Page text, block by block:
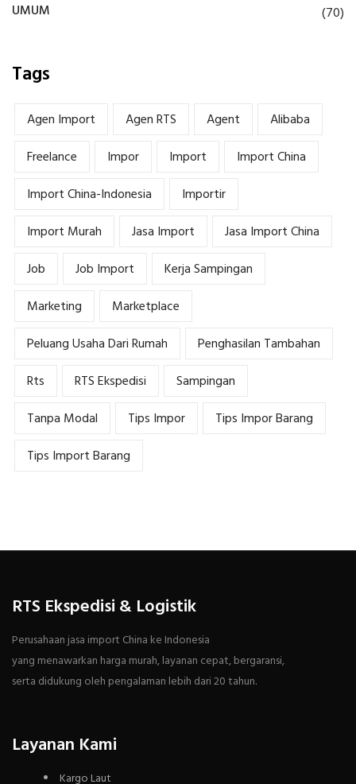
UMUM
(70)
Tags
Agen Import Agen RTS Agent
Alibaba
Freelance
Impor Import
Import China
Import China-Indonesia
Importir
Import Murah
Jasa Import
Jasa Import China
Job
Job Import
Kerja Sampingan
Marketing
Marketplace
Peluang Usaha Dari Rumah
Penghasilan Tambahan
Rts
RTS Ekspedisi
Sampingan
Tanpa Modal
Tips Impor
Tips Impor Barang
Tips Import Barang
RTS Ekspedisi & Logistik
Perusahaan jasa import China ke Indonesia
yang menawarkan harga murah, layanan cepat, bergaransi,
serta didukung oleh pengalaman lebih dari 20 tahun.
Layanan Kami
Kargo Laut